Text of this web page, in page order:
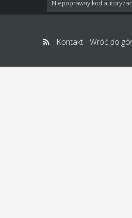
Niepoprawny kod
Kontakt Wróć do